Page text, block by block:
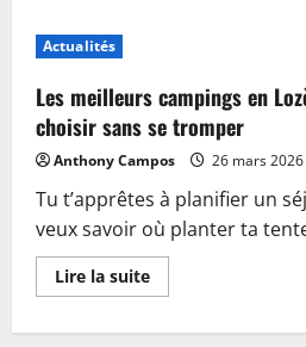
accueil
:
plongez
dans
les
nouveautés
du
camping
de
Sablé-
sur-
Sarthe
Actualités
Les meilleurs campings en
choisir sans se tromper
Anthony Campos 26 mars 2026
Tu t’apprêtes à planifier un
veux savoir où planter ta
Lire la suiteEn
savoir